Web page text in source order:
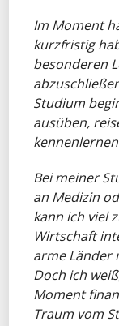
Im Moment
kurzfristig
besonderen
Studium
ausüben,
Bei meiner
an Medizin
kann ich viel
Wirtschaft
arme Länder
Doch ich
Moment
Traum vom